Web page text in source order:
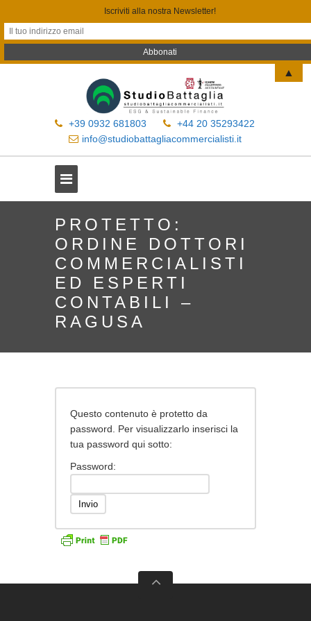
+39 0932 681803
+44 20 35293422
info@studiobattagliacommercialisti.it
PROTETTO:
ORDINE DOTTORI
COMMERCIALISTI
ED ESPERTI
CONTABILI –
RAGUSA
Questo contenuto è protetto da
password. Per visualizzarlo inserisci la
tua password qui sotto:
Password:
Iscriviti alla nostra Newsletter!
▲